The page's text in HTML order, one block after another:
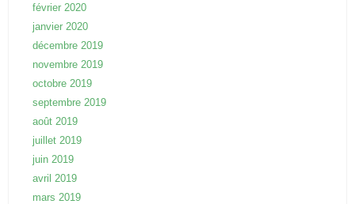
février 2020
janvier 2020
décembre 2019
novembre 2019
octobre 2019
septembre 2019
août 2019
juillet 2019
juin 2019
avril 2019
mars 2019